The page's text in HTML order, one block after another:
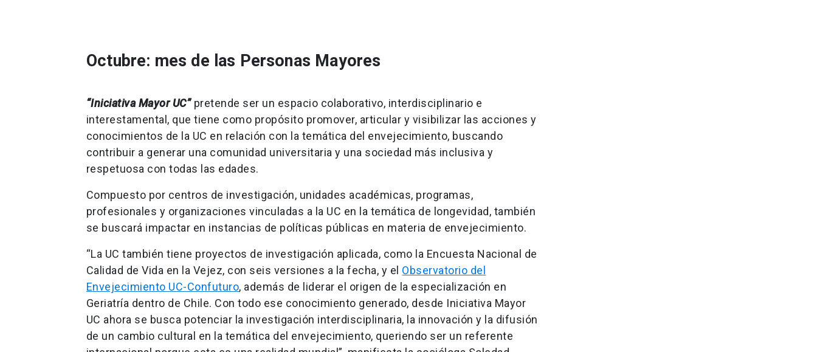
Octubre: mes de las Personas Mayores
“Iniciativa Mayor UC”pretende ser un espacio colaborativo, interdisciplinario e
interestamental, que tiene como propósito promover, articular y visibilizar las acciones y
conocimientos de la UC en relación con la temática del envejecimiento, buscando
contribuir a generar una comunidad universitaria y una sociedad más inclusiva y
respetuosa con todas las edades.
Compuesto por centros de investigación, unidades académicas, programas,
profesionales y organizaciones vinculadas a la UC en la temática de longevidad, también
se buscará impactar en instancias de políticas públicas en materia de envejecimiento.
“La UC también tiene proyectos de investigación aplicada, como la Encuesta Nacional de
Calidad de Vida en la Vejez, con seis versiones a la fecha, y el Observatorio del
Envejecimiento UC-Confuturo, además de liderar el origen de la especialización en
Geriatría dentro de Chile. Con todo ese conocimiento generado, desde Iniciativa Mayor
UC ahora se busca potenciar la investigación interdisciplinaria, la innovación y la difusión
de un cambio cultural en la temática del envejecimiento, queriendo ser un referente